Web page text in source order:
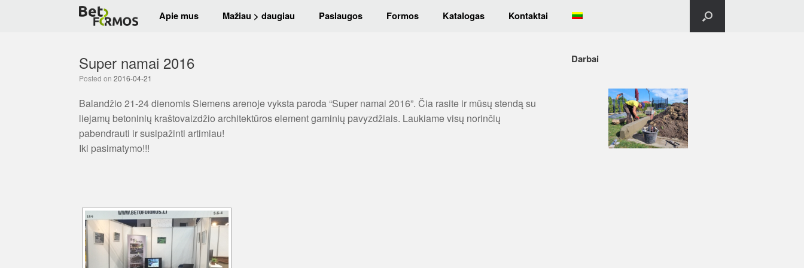
Apie mus Mažiau > daugiau Paslaugos Formos Katalogas Kontaktai
Super namai 2016
Posted on 2016-04-21
Balandžio 21-24 dienomis Siemens arenoje vyksta paroda “Super namai 2016”. Čia rasite ir mūsų stendą su
liejamų betoninių kraštovaizdžio architektūros element gaminių pavyzdžiais. Laukiame visų norinčių
pabendrauti ir susipažinti artimiau!
Iki pasimatymo!!!
Darbai